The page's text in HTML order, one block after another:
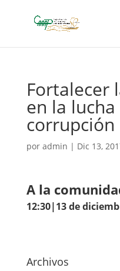
Fortalecer
en la
corrupción
por admin | Dic 13,
A la
12:30|13 de
Archivos